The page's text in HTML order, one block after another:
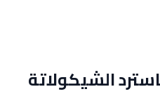
الشيكولاتة